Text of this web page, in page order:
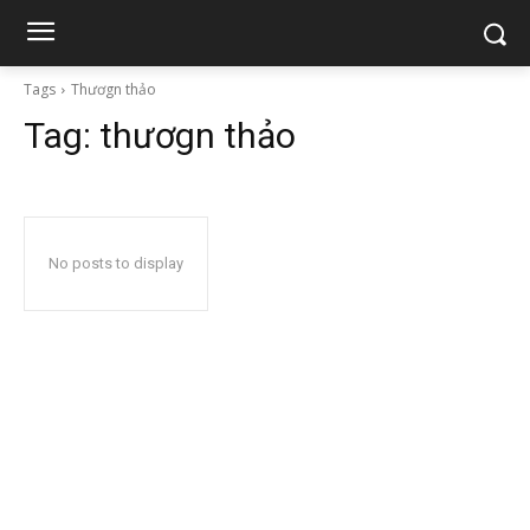
Tags Thươgn thảo
Tag: thươgn thảo
No posts to display